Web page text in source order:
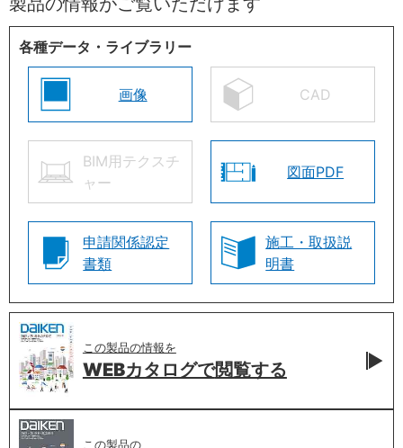
各種データ・ライブラリー
画像 CAD
BIM用テクスチ
ャー
図面PDF
申請関係認定
書類
施工・取扱説
明書
この製品の情報を
WEBカタログで閲覧する
この製品の